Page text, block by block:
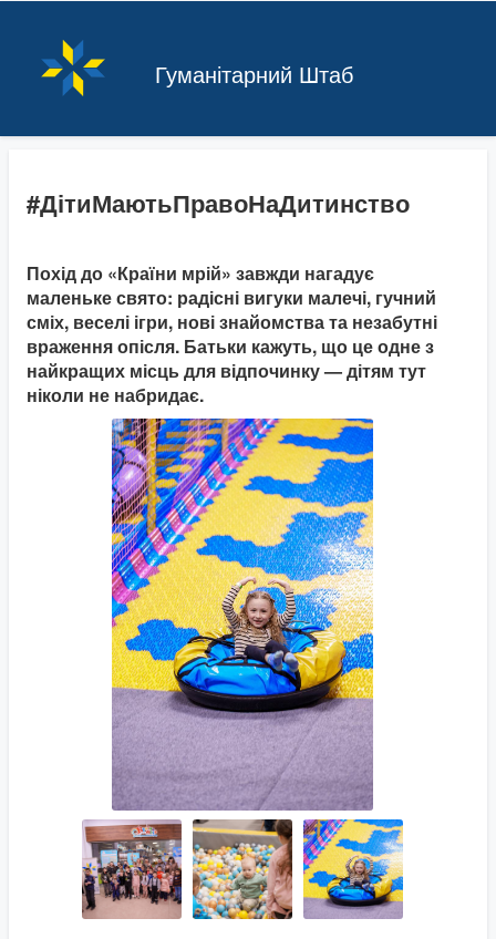
Гуманітарний Штаб
#ДітиМаютьПравоНаДитинство
Похід до «Країни мрій» завжди нагадує
маленьке свято: радісні вигуки малечі, гучний
сміх, веселі ігри, нові знайомства та незабутні
враження опісля. Батьки кажуть, що це одне з
найкращих місць для відпочинку — дітям тут
ніколи не набридає.